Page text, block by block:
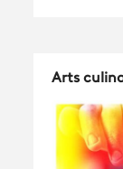
Arts